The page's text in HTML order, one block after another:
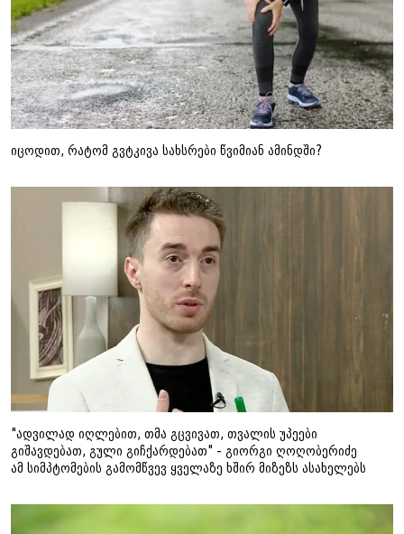
იცოდით, რატომ გვტკივა სახსრები წვიმიან ამინდში?
"ადვილად იღლებით, თმა გცვივათ, თვალის უპეები
გიშავდებათ, გული გიჩქარდებათ" - გიორგი ღოღობერიძე
ამ სიმპტომების გამომწვევ ყველაზე ხშირ მიზეზს ასახელებს